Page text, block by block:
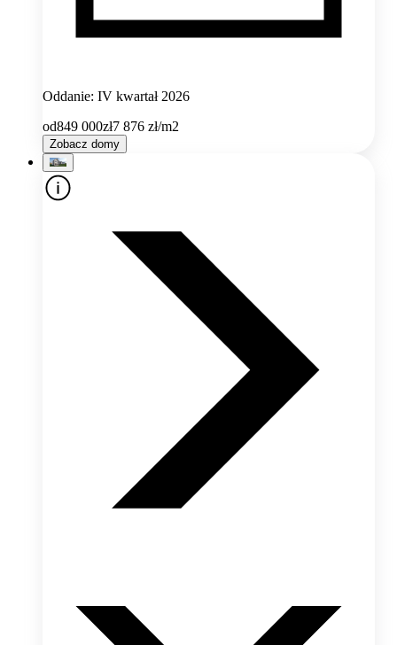
Oddanie: IV kwartał 2026
od849 000zł7 876 zł/m2
Zobacz domy